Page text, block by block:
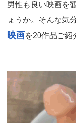
男性も良い映画を
ょうか。そんな気
映画を20作品ご紹